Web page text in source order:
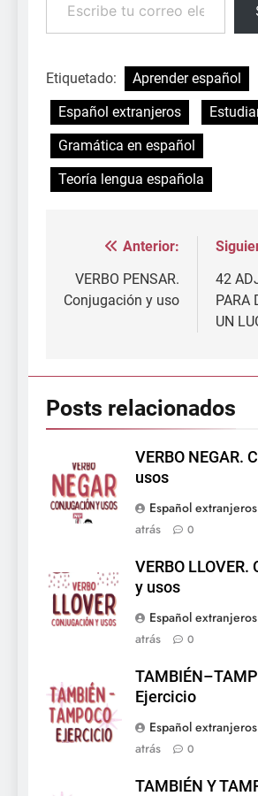
Etiquetado:
Aprender español
Español extranjeros
Gramática en español
Teoría lengua española
Navegación
de
entradas
Anterior:
VERBO PENSAR.
Conjugación y uso
42
PARA
UN
Posts relacionados
VERBO NEGAR.
usos
Español extranjeros
atrás
0
VERBO
y usos
Español extranjeros
atrás
0
Ejercicio
Español extranjeros
atrás
0
TAMBIÉN Y